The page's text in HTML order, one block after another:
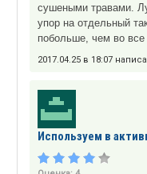
сушеными травами.
упор на отдельный
побольше, чем во все
2017.04.25 в 18:07
Используем в